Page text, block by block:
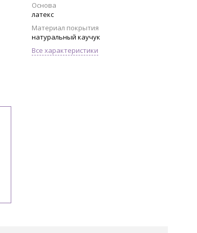
Основа
латекс
Материал покрытия
натуральный каучук
Все характеристики